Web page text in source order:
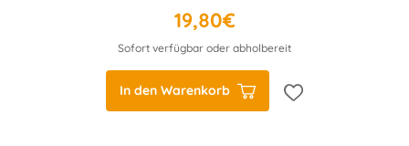
19,80€
Sofort verfügbar oder abholbereit
In den Warenkorb